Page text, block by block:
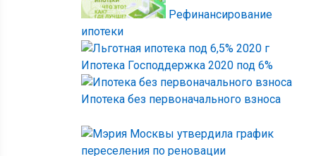
Рефинансирование
ипотеки
Ипотека Господдержка 2020 под 6%
Ипотека без первоначального взноса